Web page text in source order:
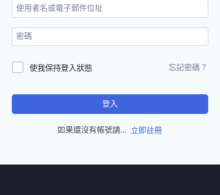
使我保持登入狀態 忘記密碼？
登入
如果還沒有帳號請... 立即註冊